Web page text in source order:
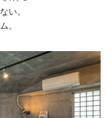
い。
。